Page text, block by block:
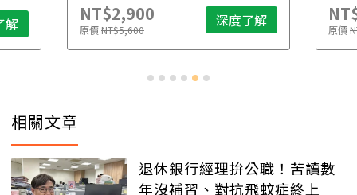
解 NT$2,900
原價NT$5,600 深度了解 原價
相關文章
退休銀行經理拚公職！苦讀數
年沒補習、對抗飛蚊症終上